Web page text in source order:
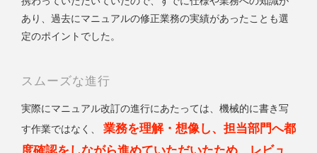
あり、過去にマニュアルの修正業務の実績があったことも選
定のポイントでした。
スムーズな進行
実際にマニュアル改訂の進行にあたっては、機械的に書き写
す作業ではなく、 業務を理解・想像し、担当部門へ都
度確認をしながら進めていただいたため、レビュ